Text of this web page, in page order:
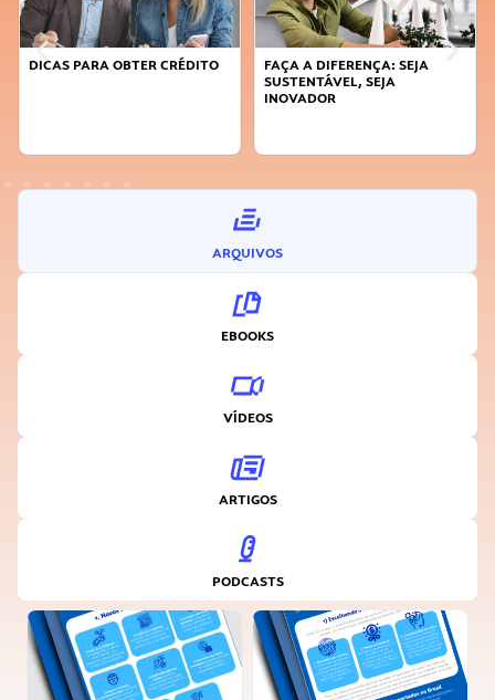
DICAS PARA OBTER CRÉDITO
FAÇA A DIFERENÇA: SEJA
SUSTENTÁVEL, SEJA
INOVADOR
ARQUIVOS
EBOOKS
VÍDEOS
ARTIGOS
PODCASTS